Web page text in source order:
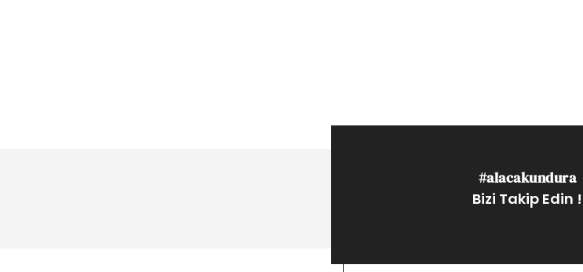
#alacakundura
Bizi Takip Edin !